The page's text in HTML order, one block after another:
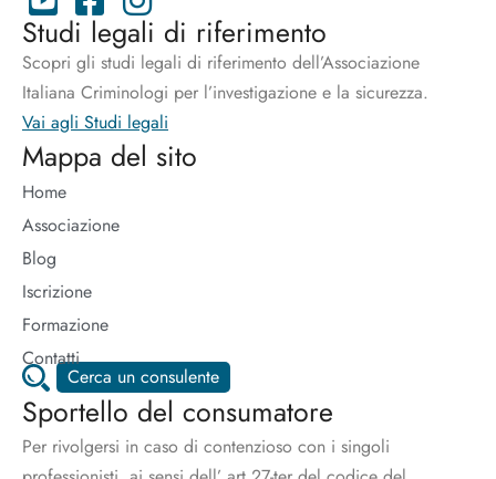
Studi legali di riferimento
Scopri gli studi legali di riferimento dell’Associazione
Italiana Criminologi per l’investigazione e la sicurezza.
Vai agli Studi legali
Mappa del sito
Home
Associazione
Blog
Iscrizione
Formazione
Contatti
Cerca un consulente
Sportello del consumatore
Per rivolgersi in caso di contenzioso con i singoli